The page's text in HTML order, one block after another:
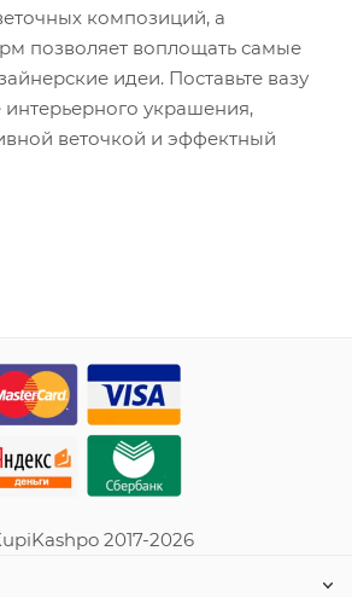
композиций, а
позволяет воплощать самые
идеи. Поставьте вазу
интерьерного украшения,
веточкой и эффектный
2017-2026